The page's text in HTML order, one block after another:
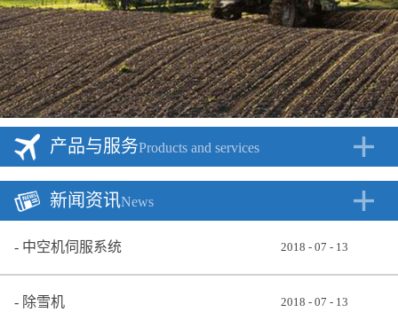
产品与服务Products and services
新闻资讯News
中空机伺服系统 2018 - 07 - 13
除雪机 2018 - 07 - 13